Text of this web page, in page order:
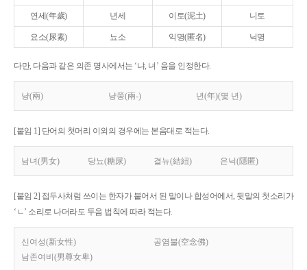
연세(年歲) 년세 이토(泥土) 니토
요소(尿素) 뇨소 익명(匿名) 닉명
다만, 다음과 같은 의존 명사에서는 ‘냐, 녀’ 음을 인정한다.
냥(兩) 냥쭝(兩-) 년(年)(몇 년)
[붙임 1] 단어의 첫머리 이외의 경우에는 본음대로 적는다.
남녀(男女) 당뇨(糖尿) 결뉴(結紐) 은닉(隱匿)
[붙임 2] 접두사처럼 쓰이는 한자가 붙어서 된 말이나 합성어에서, 뒷말의 첫소리가
‘ㄴ’ 소리로 나더라도 두음 법칙에 따라 적는다.
신여성(新女性)
공염불(空念佛)
남존여비(男尊女卑)